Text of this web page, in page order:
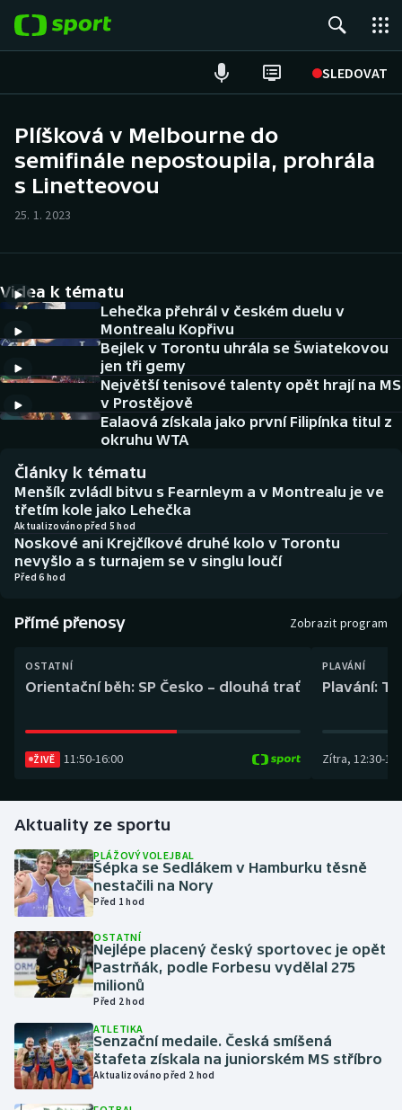
SLEDOVAT
Hokej
Cyklistika
DALŠÍ SPORTY
Americký fotbal
Baseball a softbal
Biatlon
Boby a skeleton
Curling
Dostihy
Futsal
Golf
Gymnastika
Házená
Jezdectví
Judo
Krasobruslení
Lezení
Lyže a snowboard
NEPŘEHLÉDNĚTE
Soutěže
Aplikace ČT sport
AZ kvíz
Plíšková v Melbourne do
semifinále nepostoupila, prohrála
s Linetteovou
25. 1. 2023
Videa k tématu
Lehečka přehrál v českém duelu v
Montrealu Kopřivu
Bejlek v Torontu uhrála se Šwiatekovou
jen tři gemy
Největší tenisové talenty opět hrají na MS
v Prostějově
Ealaová získala jako první Filipínka titul z
okruhu WTA
Články k tématu
Menšík zvládl bitvu s Fearnleym a v Montrealu je ve
třetím kole jako Lehečka
Aktualizováno před 5 hod
Noskové ani Krejčíkové druhé kolo v Torontu
nevyšlo a s turnajem se v singlu loučí
Před 6 hod
Přímé přenosy Zobrazit program
OSTATNÍ
Orientační běh: SP Česko – dlouhá trať
ŽIVĚ 11:50-16:00
PLAVÁNÍ
Plavání:
Zítra, 12:30-
Aktuality ze sportu
PLÁŽOVÝ VOLEJBAL
Šépka se Sedlákem v Hamburku těsně
nestačili na Nory
Před 1 hod
OSTATNÍ
Nejlépe placený český sportovec je opět
Pastrňák, podle Forbesu vydělal 275
milionů
Před 2 hod
ATLETIKA
Senzační medaile. Česká smíšená
štafeta získala na juniorském MS stříbro
Aktualizováno před 2 hod